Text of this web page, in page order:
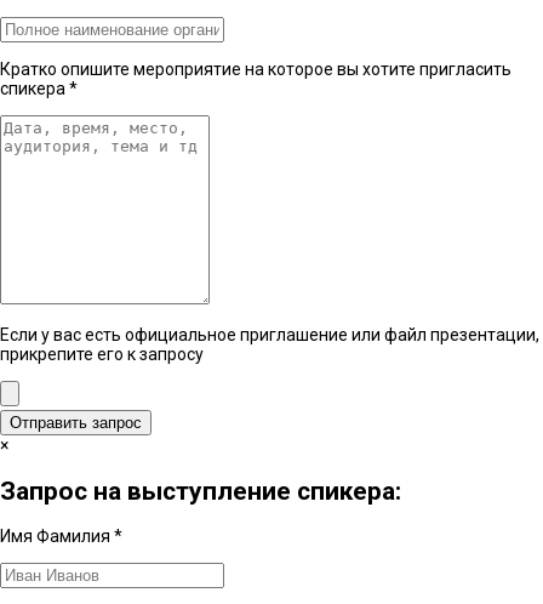
Кратко опишите мероприятие на которое вы хотите пригласить
спикера*
Если у вас есть официальное приглашение или файл презентации,
прикрепите его к запросу
Отправить запрос
×
Запрос на выступление спикера:
Имя Фамилия *